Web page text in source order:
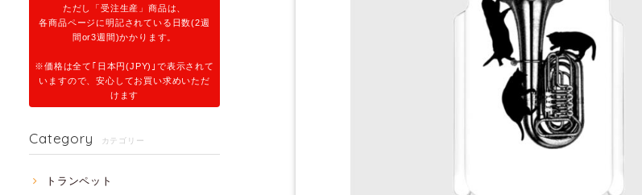
ただし「受注生産」商品は、
各商品ページに明記されている日数(2週
間or3週間)かかります。
※価格は全て｢日本円(JPY)｣で表示されて
いますので、安心してお買い求めいただ
けます
Category カテゴリー
トランペット